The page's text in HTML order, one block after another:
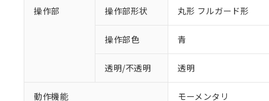
操作部 操作部形状 丸形 フルガード形
操作部色 青
透明/不透明 透明
動作機能 モーメンタリ